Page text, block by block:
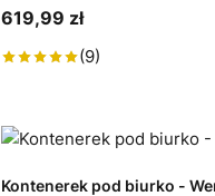
619,99 zł
(9)
Kontenerek pod biurko -